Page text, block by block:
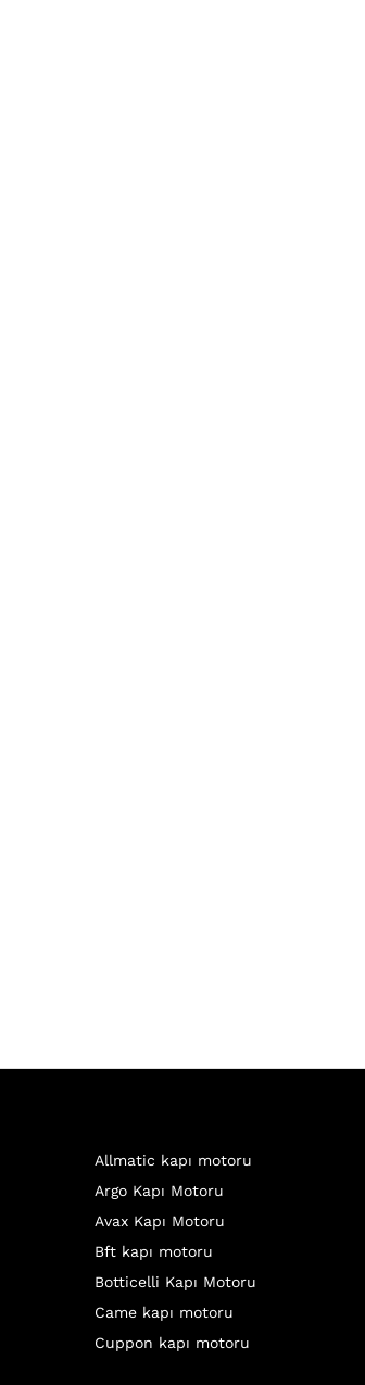
Allmatic kapı motoru
Argo Kapı Motoru
Avax Kapı Motoru
Bft kapı motoru
Botticelli Kapı Motoru
Came kapı motoru
Cuppon kapı motoru